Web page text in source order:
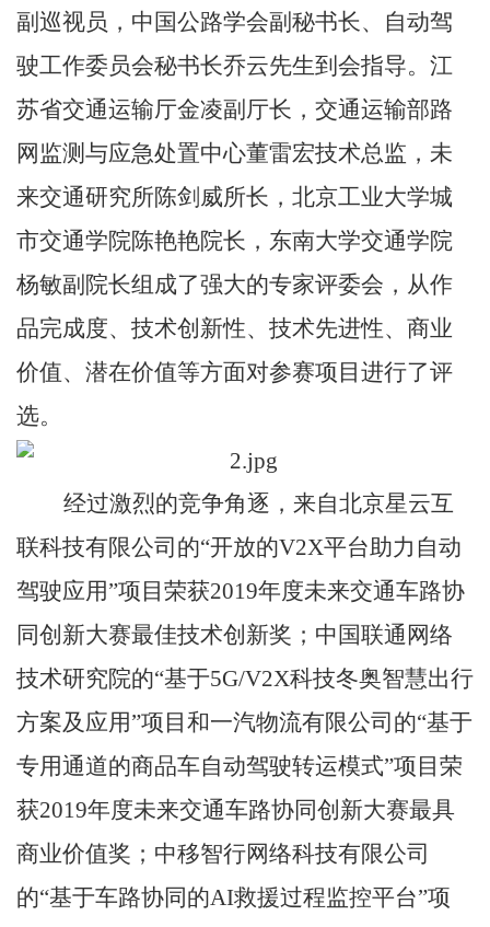
副巡视员，中国公路学会副秘书长、自动驾
驶工作委员会秘书长乔云先生到会指导。江
苏省交通运输厅金凌副厅长，交通运输部路
网监测与应急处置中心董雷宏技术总监，未
来交通研究所陈剑威所长，北京工业大学城
市交通学院陈艳艳院长，东南大学交通学院
杨敏副院长组成了强大的专家评委会，从作
品完成度、技术创新性、技术先进性、商业
价值、潜在价值等方面对参赛项目进行了评
选。
经过激烈的竞争角逐，来自北京星云互
联科技有限公司的“开放的V2X平台助力自动
驾驶应用”项目荣获2019年度未来交通车路协
同创新大赛最佳技术创新奖；中国联通网络
技术研究院的“基于5G/V2X科技冬奥智慧出行
方案及应用”项目和一汽物流有限公司的“基于
专用通道的商品车自动驾驶转运模式”项目荣
获2019年度未来交通车路协同创新大赛最具
商业价值奖；中移智行网络科技有限公司
的“基于车路协同的AI救援过程监控平台”项